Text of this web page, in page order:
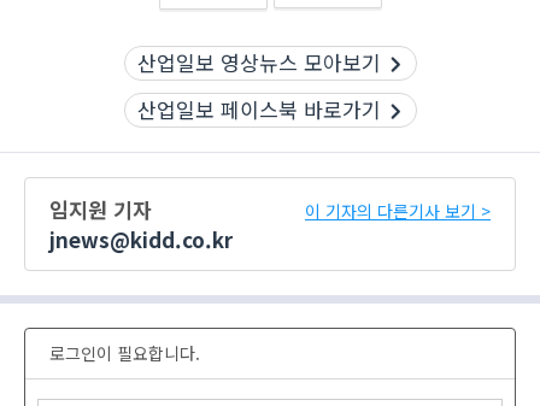
산업일보 영상뉴스 모아보기
산업일보 페이스북 바로가기
임지원 기자
jnews@kidd.co.kr
이 기자의 다른기사 보기 >
로그인이 필요합니다.